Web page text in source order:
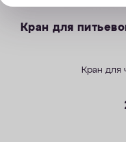
Кран для
Кран для